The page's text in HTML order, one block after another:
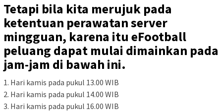
Tetapi bila kita merujuk pada
ketentuan perawatan server
mingguan, karena itu eFootball
peluang dapat mulai dimainkan pada
jam-jam di bawah ini.
1. Hari kamis pada pukul 13.00 WIB
2. Hari kamis pada pukul 14.00 WIB
3. Hari kamis pada pukul 16.00 WIB